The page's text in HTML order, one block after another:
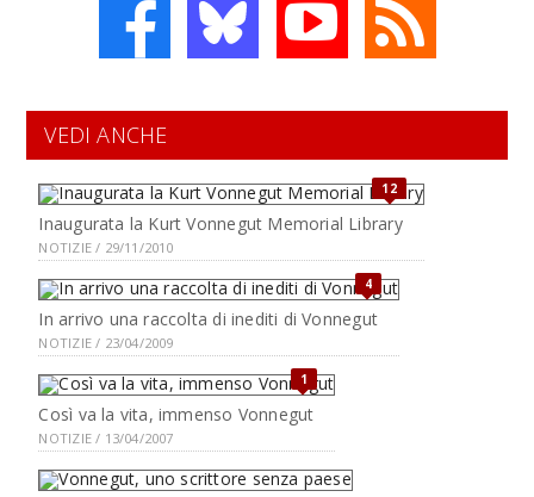
VEDI ANCHE
12
Inaugurata la Kurt Vonnegut Memorial Library
NOTIZIE / 29/11/2010
4
In arrivo una raccolta di inediti di Vonnegut
NOTIZIE / 23/04/2009
1
Così va la vita, immenso Vonnegut
NOTIZIE / 13/04/2007